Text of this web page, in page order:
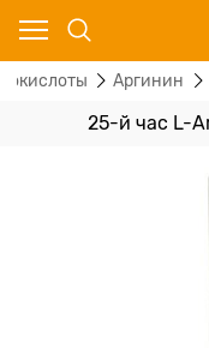
Аргинин
25-й час L-
Ваш город - Москва,
угадали?
ДА НЕТ